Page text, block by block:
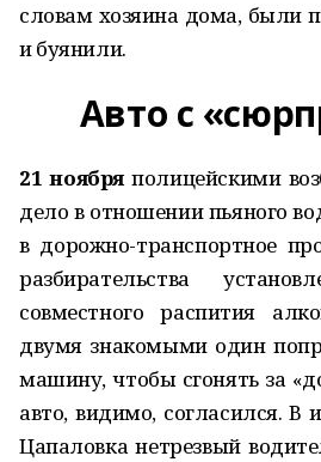
словам хозяина дома, были
и буянили.
Авто с
21 ноябряполицейскими
дело в отношении пьяного
в дорожно-транспортное
разбирательства
совместного распития
двумя знакомыми один
машину, чтобы сгонять за
авто, видимо, согласился. В
Цапаловка нетрезвый